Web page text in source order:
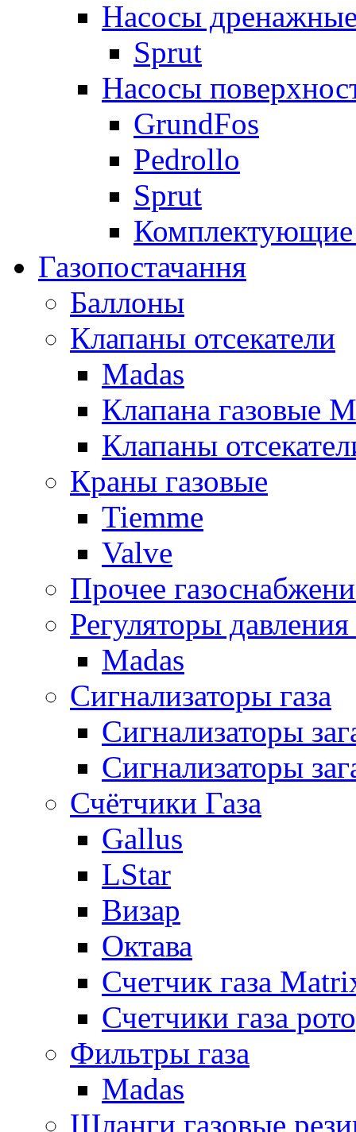
Насосы
Sprut
Насосы
GrundFos
Pedrollo
Sprut
Комплектующие
Газопостачання
Баллоны
Клапаны отсекатели
Madas
Клапана газовые
Клапаны
Краны газовые
Tiemme
Valve
Прочее
Регуляторы давления
Madas
Сигнализаторы газа
Сигнализаторы
Сигнализаторы
Счётчики Газа
Gallus
LStar
Визар
Октава
Счетчик газа
Счетчики газа
Фильтры газа
Madas
Шланги газовые